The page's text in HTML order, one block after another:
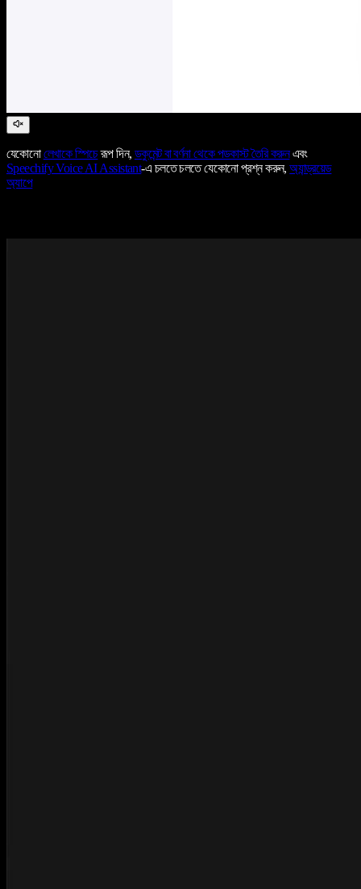
যেকোনোলেখাকে স্পিচেরূপ দিন, ডকুমেন্ট বা বর্ণনা থেকে পডকাস্ট তৈরি করুনএবং
Speechify Voice AI Assistant-এ চলতে চলতে যেকোনো প্রশ্ন করুন,অ্যান্ড্রয়েড
অ্যাপে